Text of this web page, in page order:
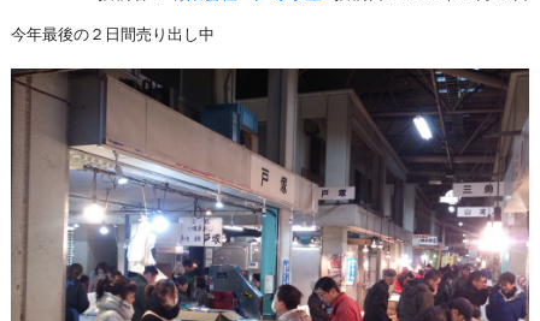
今年最後の２日間売り出し中